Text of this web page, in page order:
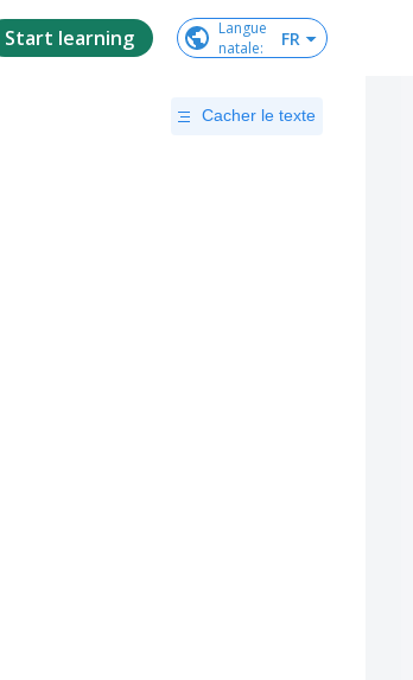
Start learning
Langue
natale: FR
Cacher le texte